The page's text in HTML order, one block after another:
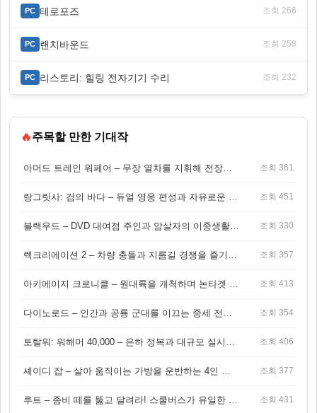
PC 테로포즈 조회 266
PC 랜치바운드 조회 258
PC 리스토리: 힐링 전자기기 수리 조회 232
🔥주목할 만한 기대작
조회 361
조회 451
조회 330
조회 357
조회 413
조회 354
조회 406
조회 377
조회 431